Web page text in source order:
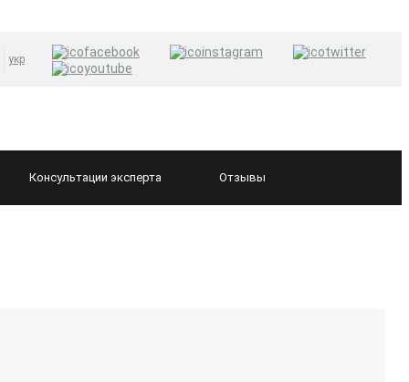
укр
Консультации эксперта Отзывы